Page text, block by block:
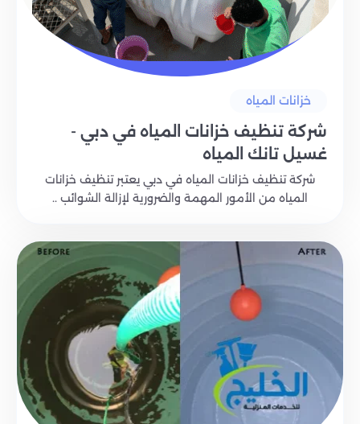
خزانات المياه
شركة تنظيف خزانات المياه في دبي -
غسيل تانك المياه
شركة تنظيف خزانات المياه في دبي يعتبر تنظيف خزانات
المياه من الأمور المهمة والضرورية لإزالة الشوائب ..